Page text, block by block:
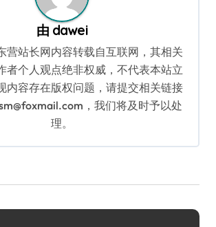
由 dawei
营站长网内容转载自互联网，其相关
者个人观点绝非权威，不代表本站立
内容存在版权问题，请提交相关链接
，我们将及时予以处
理。